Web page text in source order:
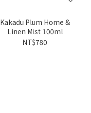
Kakadu Plum Home &
Linen Mist 100ml
NT$780